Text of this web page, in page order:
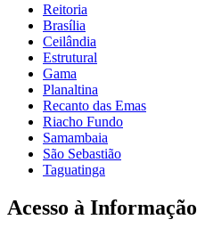
Reitoria
Brasília
Ceilândia
Estrutural
Gama
Planaltina
Recanto das Emas
Riacho Fundo
Samambaia
São Sebastião
Taguatinga
Acesso à Informação